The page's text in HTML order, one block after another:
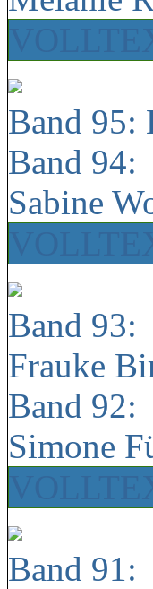
Band 95:
Band 94:
Sabine
Band 93:
Frauke
Band 92:
Simone
Band 91: